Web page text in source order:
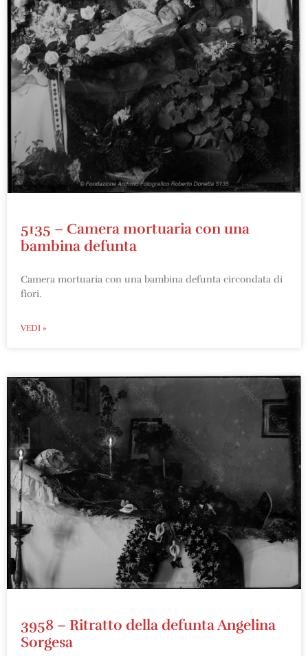
5135 – Camera mortuaria con una
bambina defunta
Camera mortuaria con una bambina defunta circondata di
fiori.
VEDI »
3958 – Ritratto della defunta Angelina
Sorgesa